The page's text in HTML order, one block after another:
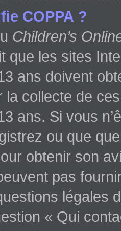
COPPA ?
Children’s
que les sites
ans doivent
la collecte de
ans. Si vous
ou que
obtenir son
pas
légales
« Qui